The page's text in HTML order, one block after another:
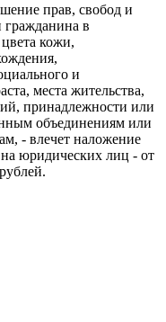
прав, свобод и
гражданина в
кожи,
и
места жительства,
принадлежности или
объединениям или
- влечет наложение
юридических лиц - от